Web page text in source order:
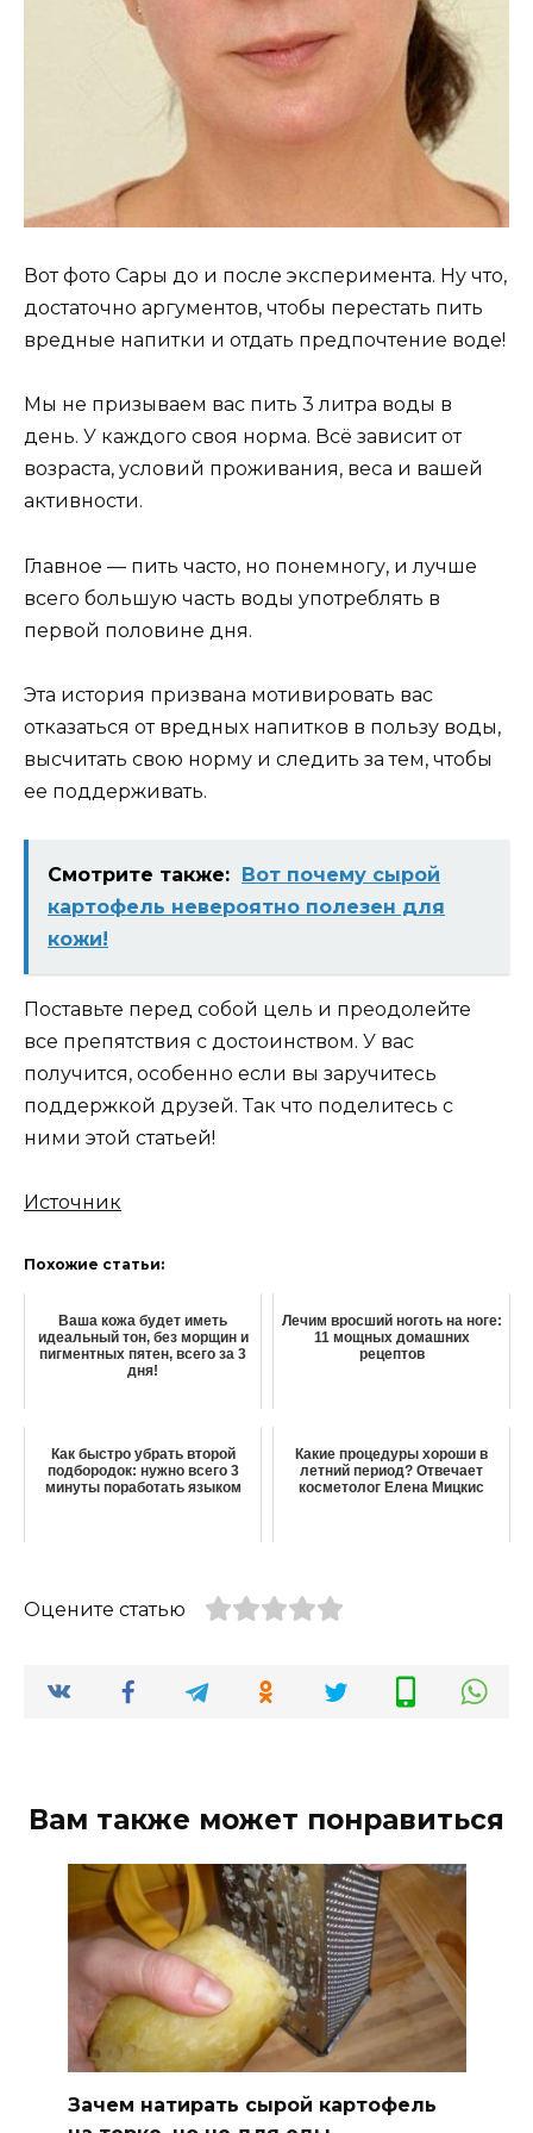
Вот фото Сары до и после эксперимента. Ну что,
достаточно аргументов, чтобы перестать пить
вредные напитки и отдать предпочтение воде!
Мы не призываем вас пить 3 литра воды в
день. У каждого своя норма. Всё зависит от
возраста, условий проживания, веса и вашей
активности.
Главное — пить часто, но понемногу, и лучше
всего большую часть воды употреблять в
первой половине дня.
Эта история призвана мотивировать вас
отказаться от вредных напитков в пользу воды,
высчитать свою норму и следить за тем, чтобы
ее поддерживать.
Смотрите также: Вот почему сырой
картофель невероятно полезен для
кожи!
Поставьте перед собой цель и преодолейте
все препятствия с достоинством. У вас
получится, особенно если вы заручитесь
поддержкой друзей. Так что поделитесь с
ними этой статьей!
Источник
Похожие статьи:
Ваша кожа будет иметь
идеальный тон, без морщин и
пигментных пятен, всего за 3
дня!
Лечим вросший ноготь на ноге:
11 мощных домашних
рецептов
Как быстро убрать второй
подбородок: нужно всего 3
минуты поработать языком
Какие процедуры хороши в
летний период? Отвечает
косметолог Елена Мицкис
Оцените статью
Вам также может понравиться
Зачем натирать сырой картофель